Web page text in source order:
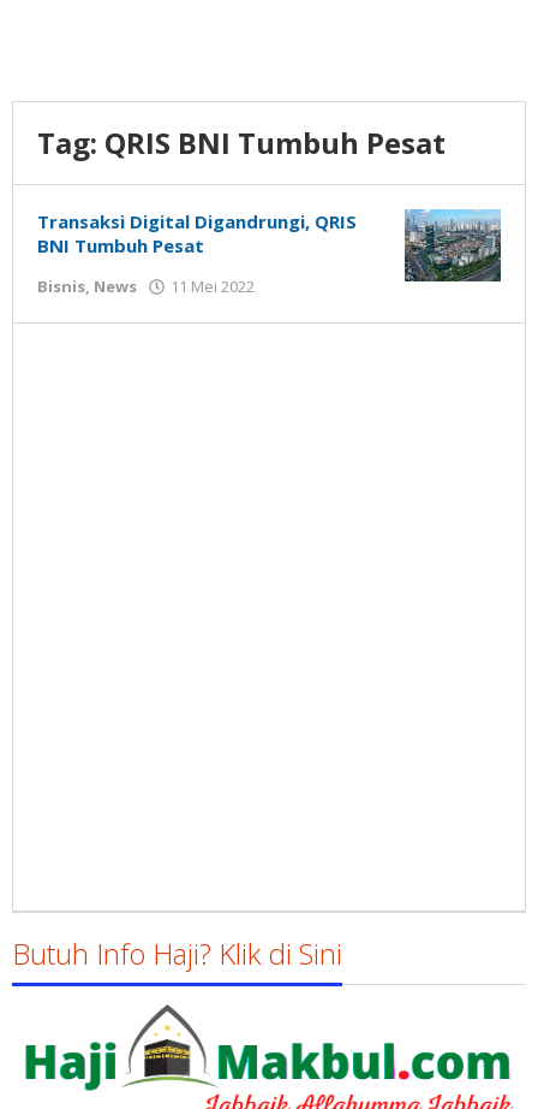
Tag: QRIS BNI Tumbuh Pesat
Transaksi Digital Digandrungi, QRIS
BNI Tumbuh Pesat
Bisnis, News 11 Mei 2022
Susanto
Butuh Info Haji? Klik di Sini